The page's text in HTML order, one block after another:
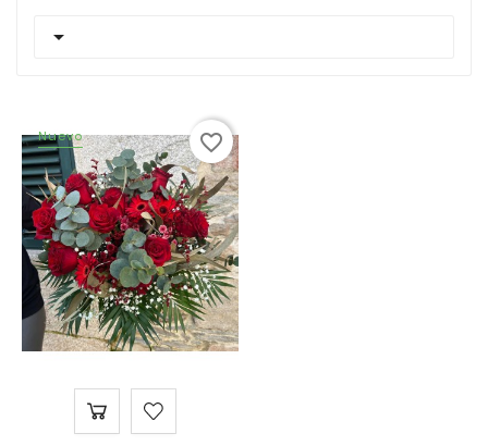

Nuevo favorite_border